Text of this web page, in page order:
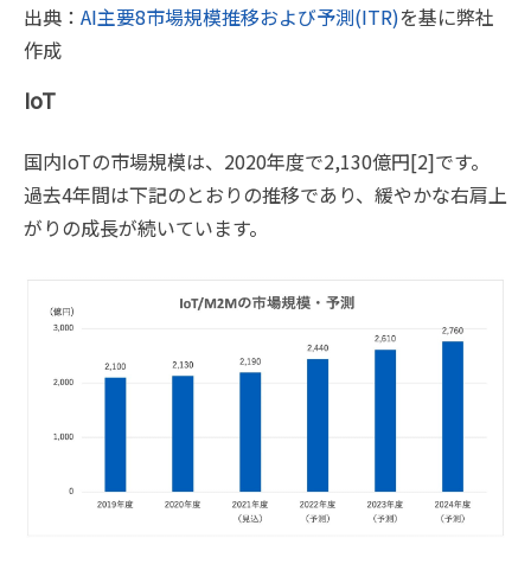
出典： AI主要8市場規模推移および予測(ITR)を基に弊社
作成
IoT
国内IoTの市場規模は、2020年度で2,130億円[2]です。
過去4年間は下記のとおりの推移であり、緩やかな右肩上
がりの成長が続いています。